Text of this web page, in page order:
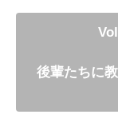
後輩たちに